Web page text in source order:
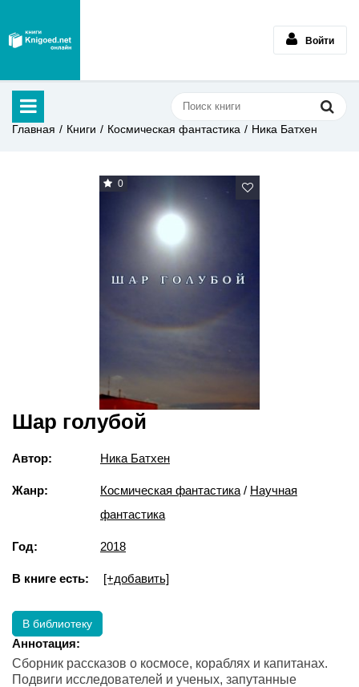
Войти
Главная Книги Космическая фантастика Ника Батхен
0
Шар голубой
Автор: Ника Батхен
Жанр: Космическая фантастика / Научная
фантастика
Год: 2018
В книге есть: [+добавить]
В библиотеку
Аннотация:
Сборник рассказов о космосе, кораблях и капитанах.
Подвиги исследователей и ученых, запутанные